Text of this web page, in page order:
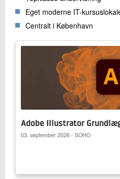
07.
Salg, marketing, økonomi
Eget moderne IT-
Centralt i København
Adobe Illustrator
03. september 2026 - SOHO